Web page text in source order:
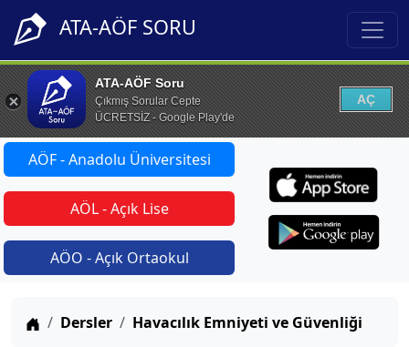
ATA-AÖF SORU
ATA-AÖF Soru
Çıkmış Sorular Cepte
ÜCRETSİZ - Google Play'de
AÇ
AÖF - Anadolu Üniversitesi
AÖL - Açık Lise
AÖO - Açık Ortaokul
Anasayfa
Dersler Havacılık Emniyeti ve Güvenliği